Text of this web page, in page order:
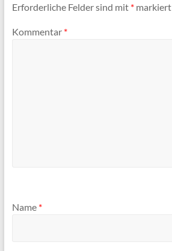
Erforderliche Felder sind mit *markiert
Kommentar *
Name *